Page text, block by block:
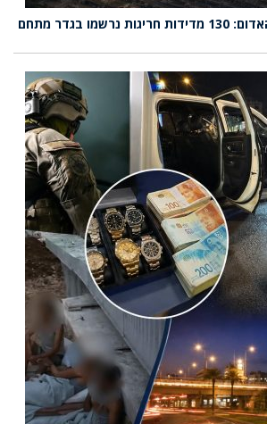
הבנזן שוב מעל הקו האדום: 130 מדידות חריגות נרשמו בגדר מתחם